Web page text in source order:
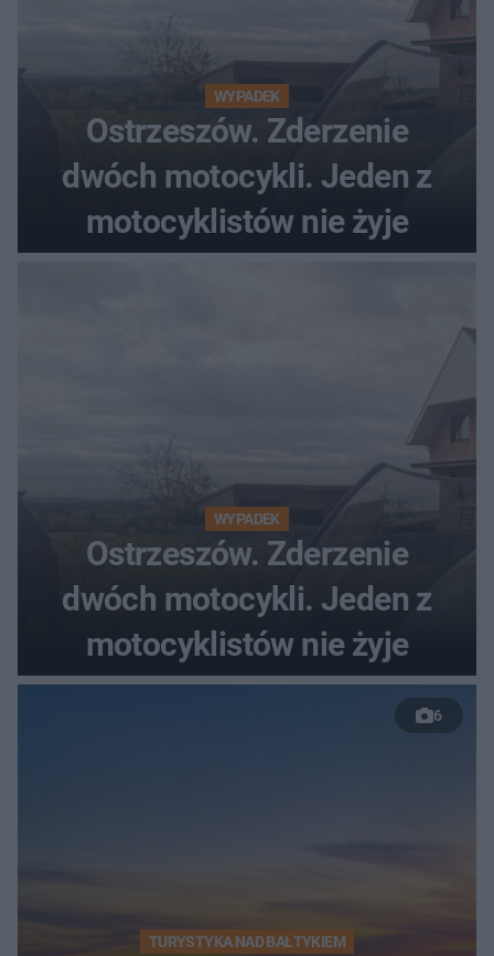
WYPADEK
Ostrzeszów. Zderzenie
dwóch motocykli. Jeden z
motocyklistów nie żyje
WYPADEK
Ostrzeszów. Zderzenie
dwóch motocykli. Jeden z
motocyklistów nie żyje
6
TURYSTYKA NAD BAŁTYKIEM